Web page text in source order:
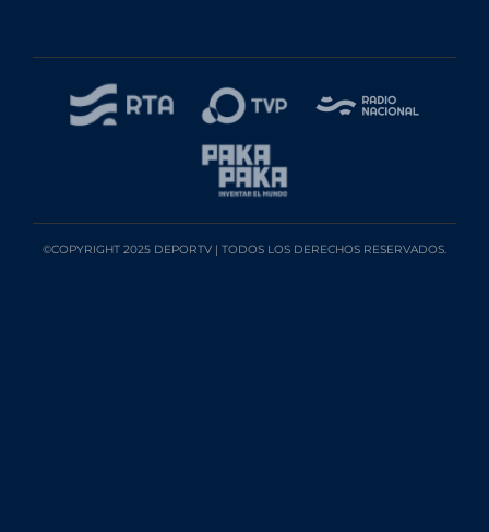
©COPYRIGHT 2025 DEPORTV | TODOS LOS DERECHOS RESERVADOS.